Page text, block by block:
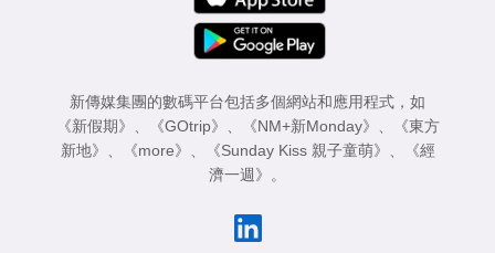
新傳媒集團的數碼平台包括多個網站和應用程式，如
《新假期》
《GOtrip》 《NM+新Monday》
《東方
新地》
《more》 《Sunday Kiss 親子童萌》
《經
濟一週》
。